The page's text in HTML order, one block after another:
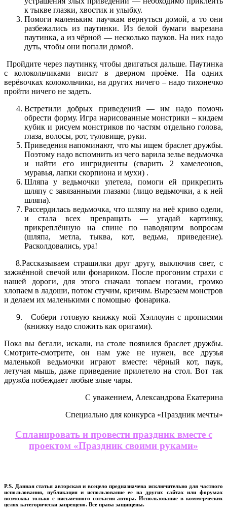
к тыкве глазки, хвостик и улыбку.
Помоги маленьким паучкам вернуться домой, а то они
разбежались из паутинки. Из белой бумаги вырезана
паутинка, а из чёрной — несколько пауков. На них надо
дуть, чтобы они попали домой.
Пройдите через паутинку, чтобы двигаться дальше. Паутинка
с колокольчиками висит в дверном проёме. На одних
верёвочках колокольчики, на других ничего – надо тихонечко
пройти ничего не задеть.
Встретили добрых приведений — им надо помочь
обрести форму. Игра нарисованные монстрики – кидаем
кубик и рисуем монстриков по частям отдельно голова,
глаза, волосы, рот, туловище, руки.
Приведения напоминают, что мы ищем браслет дружбы.
Поэтому надо вспомнить из чего варила зелье ведьмочка
и найти его ингридиенты (сварить 2 хамелеонов,
муравья, лапки скорпиона и мухи) .
Шляпа у ведьмочки улетела, помоги ей прикрепить
шляпу с завязанными глазами (лицо ведьмочки, а к ней
шляпа).
Рассердилась ведьмочка, что шляпу на неё криво одели,
и стала всех превращать — угадай картинку,
прикреплённую на спине по наводящим вопросам
(шляпа, метла, тыква, кот, ведьма, приведение).
Расколдовались, ура!
8.Рассказываем страшилки друг другу, выключив свет, с
зажжённой свечой или фонариком. После прогоним страхи с
нашей дороги, для этого сначала топаем ногами, громко
хлопаем в ладоши, потом стучим, кричим. Вырезаем монстров
и делаем их маленькими с помощью фонарика.
Собери готовую книжку мой Хэллоуин с прописями
(книжку надо сложить как оригами).
Пока вы бегали, искали, на столе появился браслет дружбы.
Смотрите-смотрите, он нам уже не нужен, все друзья
маленькой ведьмочки играют вместе: чёрный кот, паук,
летучая мышь, даже приведение прилетело на стол. Вот так
дружба побеждает любые злые чары.
С уважением, Александрова Екатерина
Специально для конкурса «Праздник мечты»
Спланировать и провести праздник вместе с
проектом «Праздник своими руками»
P.S. Данная статья авторская и всецело предназначена исключительно для частного
использования, публикация и использование ее на других сайтах или форумах
возможна только с письменного согласия автора. Использование в коммерческих
целях категорически запрещено. Все права защищены.